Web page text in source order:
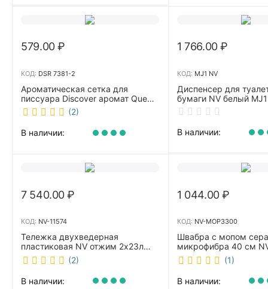
579.00₽
КОД: DSR 7381-2
Ароматическая сетка для
писсуара Discover аромат Queen
DSR 7381-2 (2)
В наличии:
1 766.00₽
КОД: MJ1 NV
Диспенсер для
бумаги NV белый
В наличии:
7 540.00₽
КОД: NV-11574
Тележка двухведерная
пластиковая NV отжим 2х23л
NV-11574
(2)
В наличии:
1 044.00₽
КОД: NV-MOP3300
Швабра с мопом
микрофибра 40 см
(1)
В наличии: